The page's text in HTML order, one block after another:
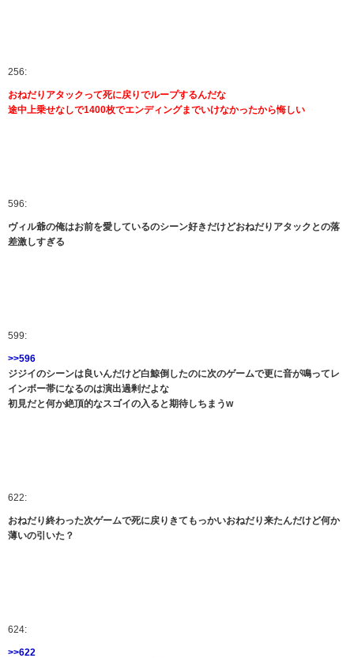
256:
おねだりアタックって死に戻りでループするんだな
途中上乗せなしで1400枚でエンディングまでいけなかったから悔しい
596:
ヴィル爺の俺はお前を愛しているのシーン好きだけどおねだりアタックとの落
差激しすぎる
599:
>>596
ジジイのシーンは良いんだけど白鯨倒したのに次のゲームで更に音が鳴ってレ
インボー帯になるのは演出過剰だよな
初見だと何か絶頂的なスゴイの入ると期待しちまうw
622:
おねだり終わった次ゲームで死に戻りきてもっかいおねだり来たんだけど何か
薄いの引いた？
624:
>>622